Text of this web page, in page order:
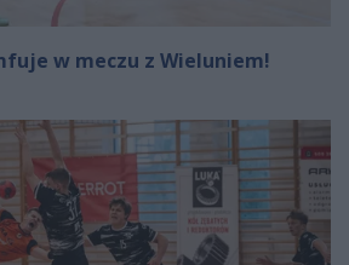
w meczu z Wieluniem!